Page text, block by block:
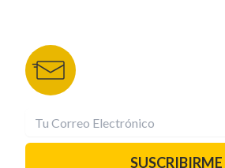
SUSCRIBIRME